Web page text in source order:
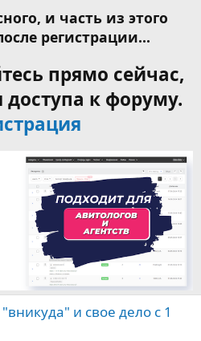
и часть из этого
регистрации...
прямо сейчас,
к форуму.
и свое дело с 1